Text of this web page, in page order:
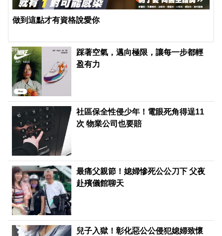
做到這點才有資格說愛你
踩著空氣，邁向極限，讓每一步都輕
盈有力
PR
社區保全性侵少年！電眼死角得逞11
次 物業公司也要賠
最痛父親節！媳婦慘死公公刀下 父夜
赴殯儀館聊天
兒子入獄！彰化惡公公侵犯媳婦致懷